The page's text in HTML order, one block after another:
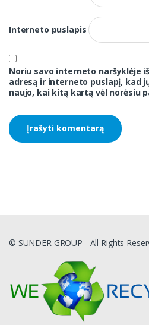
Interneto puslapis
Noriu savo interneto naršyklėje
adresą ir interneto puslapį, kad
naujo, kai kitą kartą vėl norėsiu
© SUNDER GROUP - All Rights